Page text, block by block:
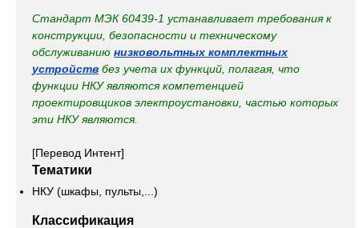
Стандарт МЭК 60439-1 устанавливает требования к
конструкции, безопасности и техническому
обслуживанию низковольтных комплектных
устройств без учета их функций, полагая, что
функции НКУ являются компетенцией
проектировщиков электроустановки, частью которых
эти НКУ являются.
[Перевод Интент]
Тематики
НКУ (шкафы, пульты,...)
Классификация